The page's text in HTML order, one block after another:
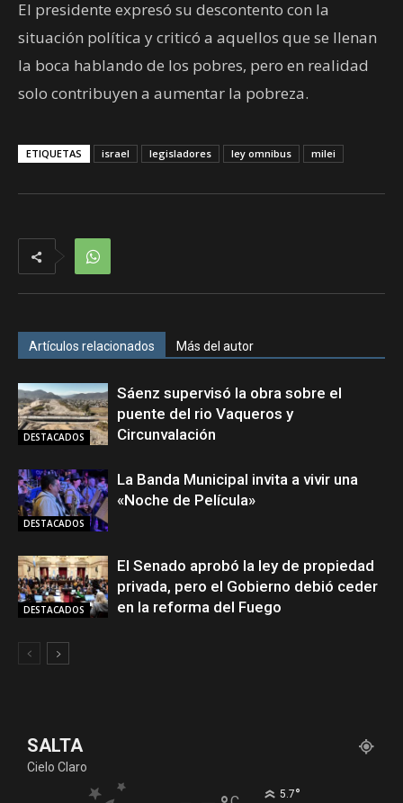
El presidente expresó su descontento con la
situación política y criticó a aquellos que se llenan
la boca hablando de los pobres, pero en realidad
solo contribuyen a aumentar la pobreza.
ETIQUETAS israel legisladores ley omnibus milei
Artículos relacionados Más del autor
DESTACADOS
Sáenz supervisó la obra sobre el
puente del rio Vaqueros y
Circunvalación
DESTACADOS
La Banda Municipal invita a vivir una
«Noche de Película»
DESTACADOS
El Senado aprobó la ley de propiedad
privada, pero el Gobierno debió ceder
en la reforma del Fuego
SALTA
Cielo Claro
5.7°